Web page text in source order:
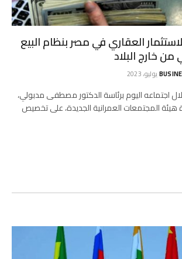
العقاري في مصر بنظام البيع
من خارج البلاد
اجتماعه اليوم برئاسة الدكتور مصطفى مدبولي،
المجتمعات العمرانية الجديدة، على تخصيص